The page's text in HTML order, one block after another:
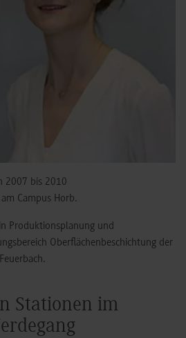
2007 bis 2010
Campus Horb.
Produktionsplanung und
Oberflächenbeschichtung der
Stationen im